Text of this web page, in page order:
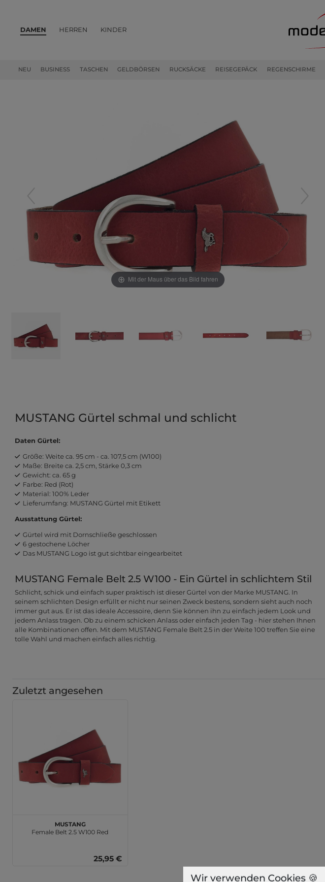
DAMEN
NEU BUSINESS TASCHEN GELDBÖRSEN RUCKSÄCKE REISEGEPÄCK REGENSCHIRME
HERREN KINDER
Mit der Maus über das Bild fahren
MUSTANG Gürtel schmal und schlicht
Daten Gürtel:
Größe: Weite ca. 95 cm - ca. 107,5 cm (W100)
Maße: Breite ca. 2,5 cm, Stärke 0,3 cm
Gewicht: ca. 65 g
Farbe: Red (Rot)
Material: 100% Leder
Lieferumfang: MUSTANG Gürtel mit Etikett
Ausstattung Gürtel:
Gürtel wird mit Dornschließe geschlossen
6 gestochene Löcher
Das MUSTANG Logo ist gut sichtbar eingearbeitet
MUSTANG Female Belt 2.5 W100 - Ein Gürtel in schlichtem Stil
Schlicht, schick und einfach super praktisch ist dieser Gürtel von der Marke MUSTANG. In
seinem schlichten Design erfüllt er nicht nur seinen Zweck bestens, sondern sieht auch noch
immer gut aus. Er ist das ideale Accessoire, denn Sie können ihn zu einfach jedem Look und
jedem Anlass tragen. Ob zu einem schicken Anlass oder einfach jeden Tag - hier stehen Ihnen
alle Kombinationen offen. Mit dem MUSTANG Female Belt 2.5 in der Weite 100 treffen Sie eine
tolle Wahl und machen einfach alles richtig.
Zuletzt angesehen
MUSTANG
Female Belt 2.5 W100 Red
25,95 €
Wir verwenden Cookies 🍪